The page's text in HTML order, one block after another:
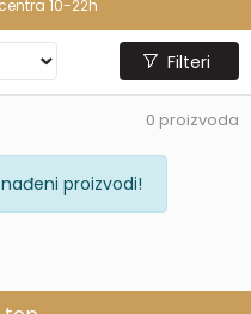
10-22h
Filteri
0 proizvoda
proizvodi!